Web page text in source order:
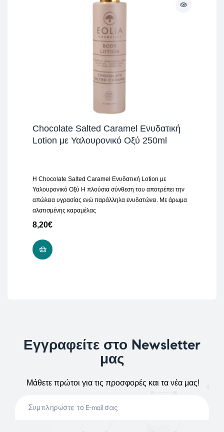
Chocolate Salted Caramel Ενυδατική
Lotion με Υαλουρονικό Οξύ 250ml
H Chocolate Salted Caramel Ενυδατική Lotion με
Υαλουρονικό Οξύ Η πλούσια σύνθεση του αποτρέπει την
απώλεια υγρασίας ενώ παράλληλα ενυδατώνει. Με άρωμα
αλατισμένης καραμέλας
8,20€
Εγγραφείτε στο Newsletter
μας
Μάθετε πρώτοι για τις προσφορές και τα νέα μας!